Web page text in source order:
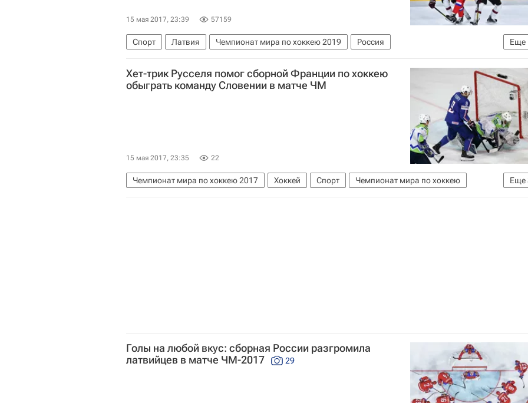
15 мая 2017, 23:39 57159
Еще
Спорт Латвия Чемпионат мира по хоккею 2019
Россия
Сборная России по хоккею с шайбой
Хет-трик Русселя помог сборной Франции по хоккею
обыграть команду Словении в матче ЧМ
15 мая 2017, 23:35 22
Еще
Чемпионат мира по хоккею 2017 Хоккей Спорт
Чемпионат мира по хоккею
Словения
Франция Антуан Руссель
Голы на любой вкус: сборная России разгромила
латвийцев в матче ЧМ-2017
29